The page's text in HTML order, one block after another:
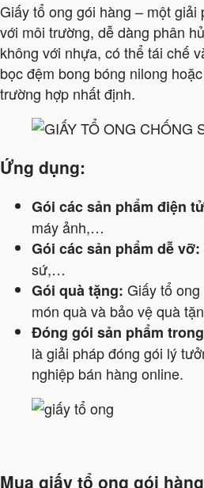
Giấy tổ ong gói hàng – một giải
với môi trường, dễ dàng phân
không với nhựa, có thể tái chế
bọc đệm bong bóng nilong
trường hợp nhất định.
Ứng dụng:
Gói các sản phẩm điện
máy ảnh,…
Gói các sản phẩm dễ vỡ:
sứ,…
Gói quà tặng: Giấy tổ
món quà và bảo vệ quà
Đóng gói sản phẩm
là giải pháp đóng gói lý
nghiệp bán hàng online.
Mua giấy tổ ong gói